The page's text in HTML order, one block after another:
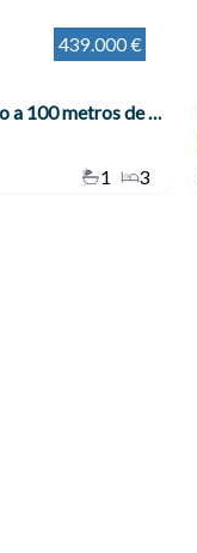
439.000 €
Fantástico piso situado a 100 metros de la playa en Fuengirola
3
1